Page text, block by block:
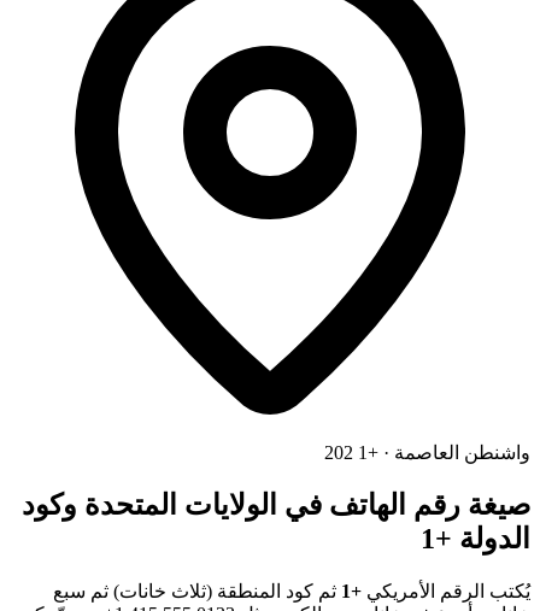
واشنطن العاصمة · +1 202
صيغة رقم الهاتف في الولايات المتحدة وكود
الدولة +1
يُكتب الرقم الأمريكي +1
ثم كود المنطقة (ثلاث خانات) ثم سبع